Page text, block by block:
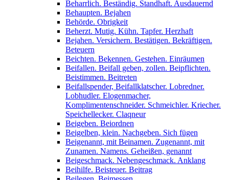
Beharrlich. Beständig. Standhaft. Ausdauernd
Behaupten. Bejahen
Behörde. Obrigkeit
Beherzt. Mutig. Kühn. Tapfer. Herzhaft
Bejahen. Versichern. Bestätigen. Bekräftigen.
Beteuern
Beichten. Bekennen. Gestehen. Einräumen
Beifallen. Beifall geben, zollen. Beipflichten.
Beistimmen. Beitreten
Beifallspender, Beifallklatscher. Lobredner.
Lobhudler. Elogenmacher,
Komplimentenschneider. Schmeichler. Kriecher.
Speichellecker. Claqneur
Beigeben. Beiordnen
Beigelben, klein. Nachgeben. Sich fügen
Beigenannt, mit Beinamen. Zugenannt, mit
Zunamen. Namens. Geheißen, genannt
Beigeschmack. Nebengeschmack. Anklang
Beihilfe. Beisteuer. Beitrag